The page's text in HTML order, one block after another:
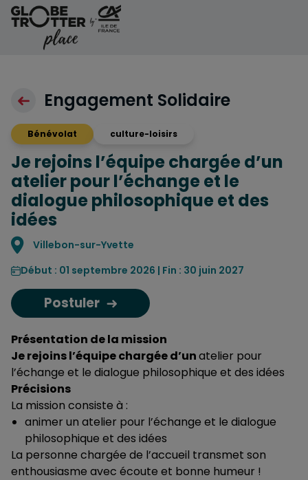
Aller au contenu
Engagement Solidaire
Bénévolat culture-loisirs
Je rejoins l’équipe chargée d’un
atelier pour l’échange et le
dialogue philosophique et des
idées
Localisation
Villebon-sur-Yvette
Début : 01 septembre 2026 | Fin : 30 juin 2027
Postuler
Présentation de la mission
Je rejoins l’équipe chargée d’unatelier pour
l’échange et le dialogue philosophique et des idées
Précisions
La mission consiste à :
animer un atelier pour l’échange et le dialogue
philosophique et des idées
La personne chargée de l’accueil transmet son
enthousiasme avec écoute et bonne humeur !